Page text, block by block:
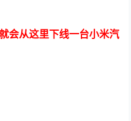
会从这里下线一台小米汽